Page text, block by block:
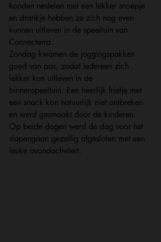
konden nestelen met een lekker snoepje
en drankje hebben ze zich nog even
kunnen uitleven in de speeltuin van
Connecterra.
Zondag kwamen de joggingspakken
goed van pas, zodat iedereen zich
lekker kon uitleven in de
binnenspeeltuin. Een heerlijk frietje met
een snack kon natuurlijk niet ontbreken
en werd gesmaakt door de kinderen.
Op beide dagen werd de dag voor het
slapengaan gezellig afgesloten met een
leuke avondactiviteit.